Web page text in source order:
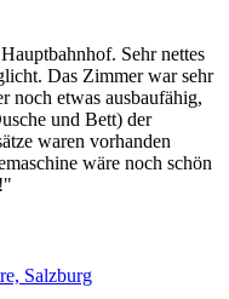
Sehr nettes
Das Zimmer war sehr
noch etwas ausbaufähig,
und Bett) der
waren vorhanden
wäre noch schön
Salzburg